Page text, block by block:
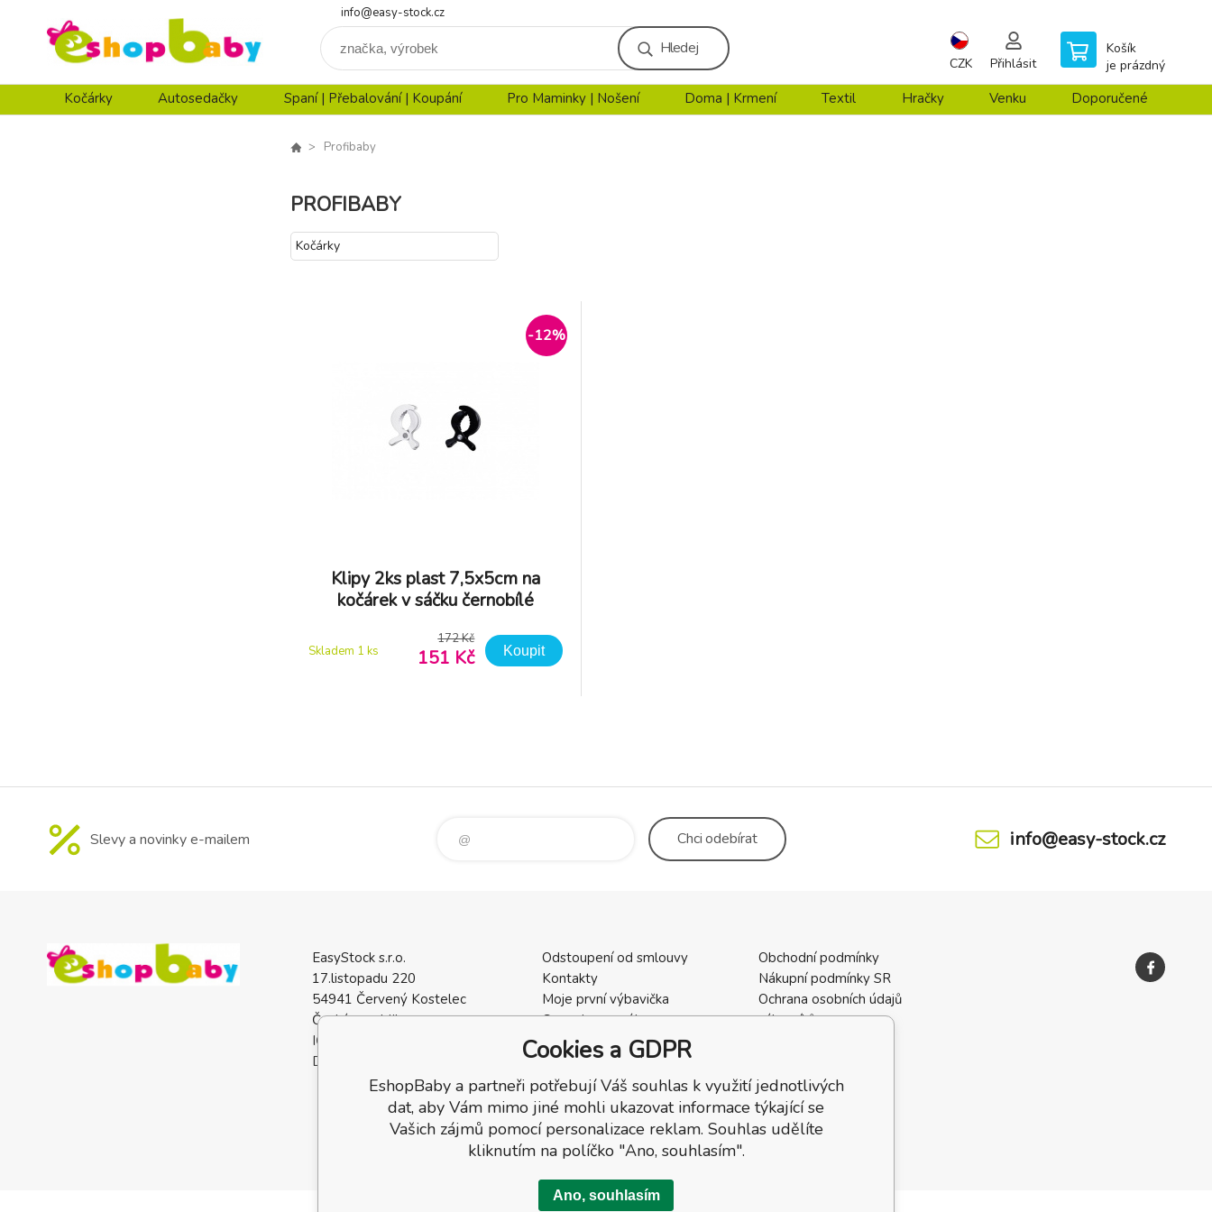
info@easy-stock.cz
Hledej
CZK Přihlásit
Košík
je prázdný
Kočárky Autosedačky Spaní | Přebalování | Koupání Pro Maminky | Nošení Doma | Krmení Textil Hračky Venku Doporučené
Profibaby
PROFIBABY
Kočárky
-12%
Klipy 2ks plast 7,5x5cm na
kočárek v sáčku černobílé
Skladem 1 ks
172 Kč
151 Kč Koupit
Slevy a novinky e-mailem Chciodebírat info@easy-stock.cz
EasyStock s.r.o.
17.listopadu 220
54941 Červený Kostelec
Česká republika
IČO: 07727402
DIČ: CZ07727402
Odstoupení od smlouvy
Kontakty
Moje první výbavička
Ceny dopravného
Vrácení zboží / Reklamace
Reklamace
Recenze
Obchodní podmínky
Nákupní podmínky SR
Ochrana osobních údajů
zákazníků
Cookies a GDPR
EshopBaby a partneři potřebují Váš souhlas k využití jednotlivých
dat, aby Vám mimo jiné mohli ukazovat informace týkající se
Vašich zájmů pomocí personalizace reklam. Souhlas udělíte
kliknutím na políčko "Ano, souhlasím".
Ano, souhlasím